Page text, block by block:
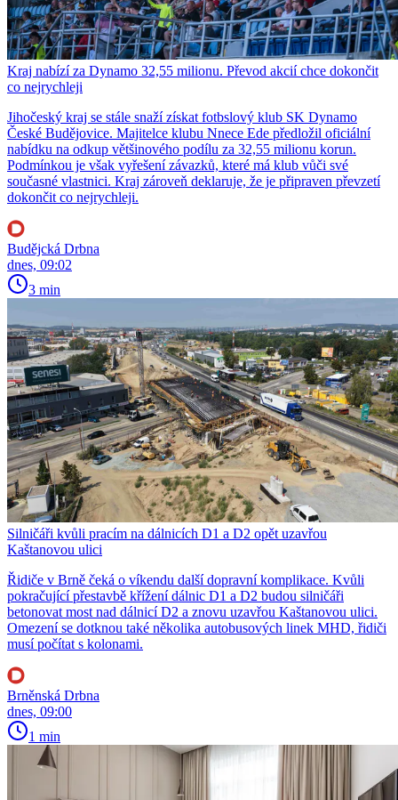
Kraj nabízí za Dynamo 32,55 milionu. Převod akcií chce dokončit
co nejrychleji
Jihočeský kraj se stále snaží získat fotbslový klub SK Dynamo
České Budějovice. Majitelce klubu Nnece Ede předložil oficiální
nabídku na odkup většinového podílu za 32,55 milionu korun.
Podmínkou je však vyřešení závazků, které má klub vůči své
současné vlastnici. Kraj zároveň deklaruje, že je připraven převzetí
dokončit co nejrychleji.
Budějcká Drbna
dnes, 09:02
3 min
Silničáři kvůli pracím na dálnicích D1 a D2 opět uzavřou
Kaštanovou ulici
Řidiče v Brně čeká o víkendu další dopravní komplikace. Kvůli
pokračující přestavbě křížení dálnic D1 a D2 budou silničáři
betonovat most nad dálnicí D2 a znovu uzavřou Kaštanovou ulici.
Omezení se dotknou také několika autobusových linek MHD, řidiči
musí počítat s kolonami.
Brněnská Drbna
dnes, 09:00
1 min